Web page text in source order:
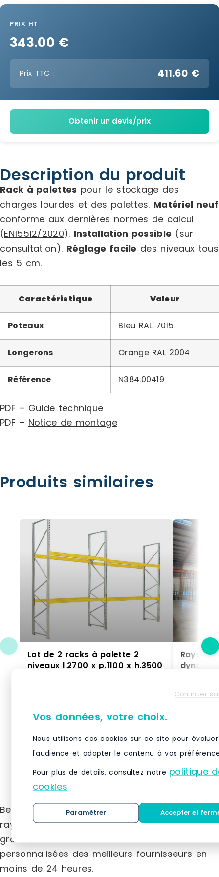
PRIX HT
343.00 €
Prix TTC : 411.60 €
Obtenir un devis/prix
Description du produit
Rack à palettes pour le stockage des
charges lourdes et des palettes. Matériel neuf
conforme aux dernières normes de calcul
(EN15512/2020). Installation possible (sur
consultation). Réglage facile des niveaux tous
les 5 cm.
Caractéristique Valeur
Poteaux Bleu RAL 7015
Longerons Orange RAL 2004
Référence N384.00419
PDF – Guide technique
PDF – Notice de montage
Produits similaires
Lot de 2 racks à palette 2
niveaux l.2700 x p.1100 x h.3500
+ sol des charges jusqu'à 2100 kg. Les
VOIR LE PRODUIT
Les
ceux qui
avec
fabrication). Le rayonnage
amovibles
rack de
Besoin d’un système de stockage et de
rayonnage ? Demandez des devis
gratuitement et recevez des offres
personnalisées des meilleurs fournisseurs en
moins de 24 heures.
Continuer
Vos données, votre choix.
Nous utilisons des cookies sur ce site pour évaluer
l'audience et adapter le contenu à vos
Pour plus de détails, consultez notre politique
cookies.
Paramétrer Accepter et